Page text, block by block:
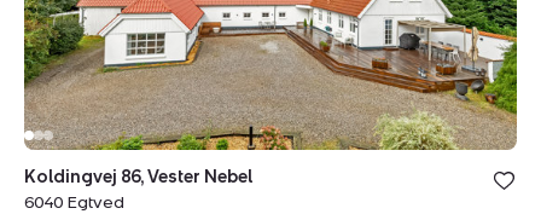
Egtved
Bolig er
under
Koldingvej 86, Vester Nebel
6040 Egtved